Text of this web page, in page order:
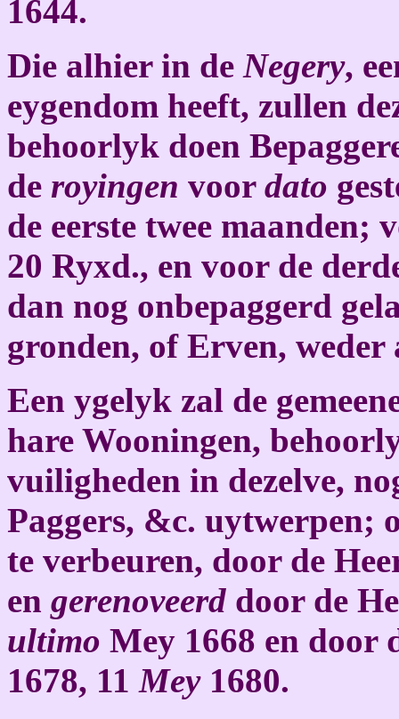
1644.
Die alhier in de Negery,
eygendom heeft, zullen
behoorlyk doen
de royingen voor dato
de eerste twee maanden;
20 Ryxd., en voor de
dan nog onbepaggerd
gronden, of Erven,
Een ygelyk zal de
hare Wooningen,
vuiligheden in dezelve,
Paggers, &c. uytwerpen;
te verbeuren, door de
en gerenoveerd door de
ultimo Mey 1668 en door
1678, 11Mey1680.